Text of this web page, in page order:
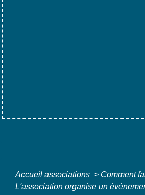
Accueil associations > Comment
L'association organise un